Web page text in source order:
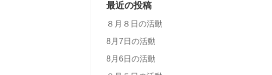
最近の投稿
８月８日の活動
8月7日の活動
8月6日の活動